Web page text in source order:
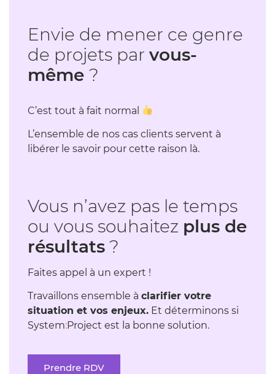
Envie de mener ce genre
de projets par vous-
même ?
C’est tout à fait normal
L’ensemble de nos cas clients servent à
libérer le savoir pour cette raison là.
Vous n’avez pas le temps
ou vous souhaitez plus de
résultats ?
Faites appel à un expert !
Travaillons ensemble à clarifier votre
situation et vos enjeux. Et déterminons si
System:Project est la bonne solution.
Prendre RDV